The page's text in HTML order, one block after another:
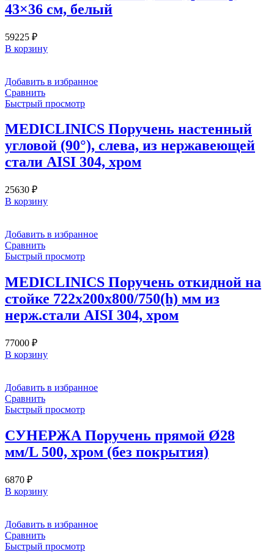
43×36 см, белый
59225 ₽
В корзину
Добавить в избранное
Сравнить
Быстрый просмотр
MEDICLINICS Поручень настенный
угловой (90°), слева, из нержавеющей
стали AISI 304, хром
25630 ₽
В корзину
Добавить в избранное
Сравнить
Быстрый просмотр
MEDICLINICS Поручень откидной на
стойке 722х200х800/750(h) мм из
нерж.стали AISI 304, хром
77000 ₽
В корзину
Добавить в избранное
Сравнить
Быстрый просмотр
СУНЕРЖА Поручень прямой Ø28
мм/L 500, хром (без покрытия)
6870 ₽
В корзину
Добавить в избранное
Сравнить
Быстрый просмотр